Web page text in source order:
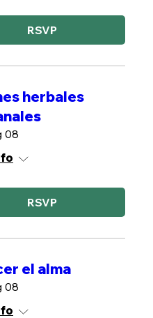
RSVP
herbales
08
RSVP
el alma
08